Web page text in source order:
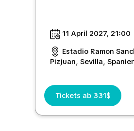
11 April 2027, 21:00
Estadio Ramon
Pizjuan, Sevilla,
Tickets ab 331$